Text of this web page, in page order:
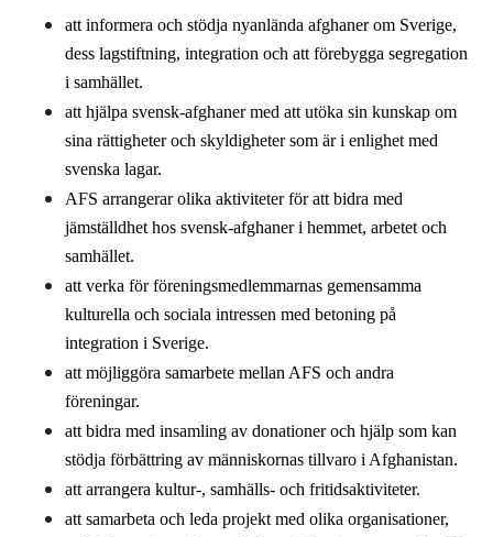
att informera och stödja nyanlända afghaner om Sverige,
dess lagstiftning, integration och att förebygga segregation
i samhället.
att hjälpa svensk-afghaner med att utöka sin kunskap om
sina rättigheter och skyldigheter som är i enlighet med
svenska lagar.
AFS arrangerar olika aktiviteter för att bidra med
jämställdhet hos svensk-afghaner i hemmet, arbetet och
samhället.
att verka för föreningsmedlemmarnas gemensamma
kulturella och sociala intressen med betoning på
integration i Sverige.
att möjliggöra samarbete mellan AFS och andra
föreningar.
att bidra med insamling av donationer och hjälp som kan
stödja förbättring av människornas tillvaro i Afghanistan.
att arrangera kultur-, samhälls- och fritidsaktiviteter.
att samarbeta och leda projekt med olika organisationer,